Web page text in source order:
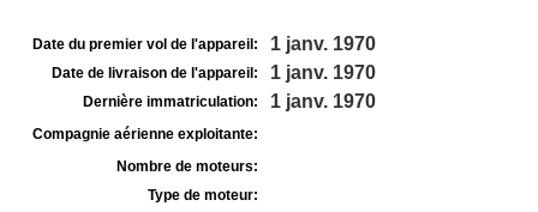
Date du premier vol de l'appareil: 1 janv. 1970
Date de livraison de l'appareil: 1 janv. 1970
Dernière immatriculation: 1 janv. 1970
Compagnie aérienne exploitante:
Nombre de moteurs:
Type de moteur: